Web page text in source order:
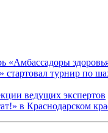
«Амбассадоры
стартовал турнир по
ведущих экспертов
в Краснодарском